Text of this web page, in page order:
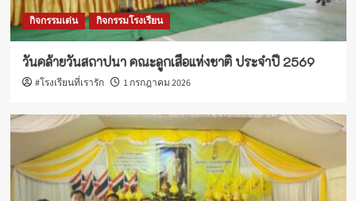
กิจกรรมเด่น กิจกรรมโรงเรียน
วันคล้ายวันสถาปนา คณะลูกเสือแห่งชาติ ประจำปี 2569
#โรงเรียนที่เรารัก 1 กรกฎาคม 2026